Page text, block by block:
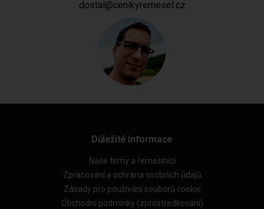
dostal@cenikyremesel.cz
Důležité informace
Naše firmy a řemeslníci
Zpracování a ochrana osobních údajů
Zásady pro používání souborů cookie
Obchodní podmínky (zprostředkování)